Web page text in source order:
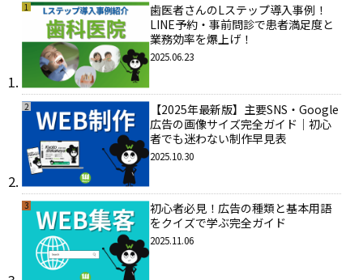
1
歯医者さんのLステップ導入事例！
LINE予約・事前問診で患者満足度と
業務効率を爆上げ！
2025.06.23
2
【2025年最新版】主要SNS・Google
広告の画像サイズ完全ガイド｜初心
者でも迷わない制作早見表
2025.10.30
3
初心者必見！広告の種類と基本用語
をクイズで学ぶ完全ガイド
2025.11.06